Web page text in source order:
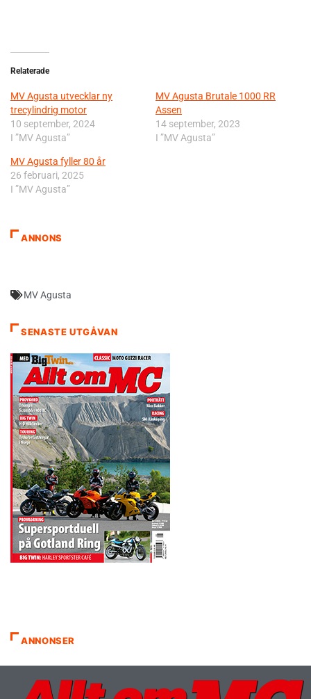
Relaterade
MV Agusta utvecklar ny
trecylindrig motor
10 september, 2024
I ”MV Agusta”
MV Agusta Brutale 1000 RR
Assen
14 september, 2023
I ”MV Agusta”
MV Agusta fyller 80 år
26 februari, 2025
I ”MV Agusta”
ANNONS
MV Agusta
SENASTE UTGÅVAN
ANNONSER